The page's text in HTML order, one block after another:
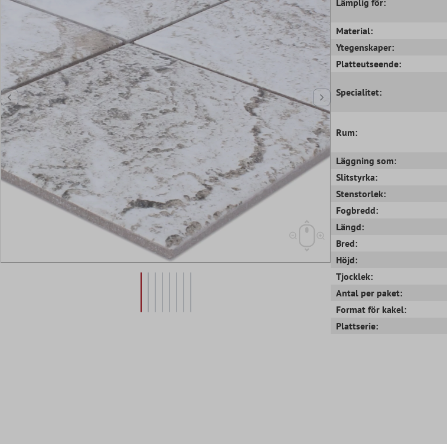
Material:
Ytegenskaper:
Platteutseende:
Specialitet:
Rum:
Läggning som:
Slitstyrka:
Stenstorlek:
Fogbredd:
Längd:
Bred:
Höjd:
Tjocklek:
Antal per paket:
Format för kakel:
Plattserie: